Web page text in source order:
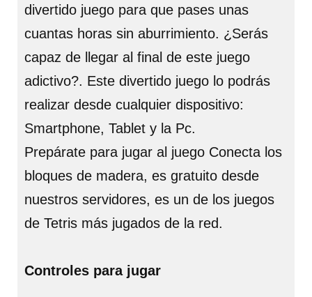
divertido juego para que pases unas
cuantas horas sin aburrimiento. ¿Serás
capaz de llegar al final de este juego
adictivo?. Este divertido juego lo podrás
realizar desde cualquier dispositivo:
Smartphone, Tablet y la Pc.
Prepárate para jugar al juego Conecta los
bloques de madera, es gratuito desde
nuestros servidores, es un de los juegos
de Tetris más jugados de la red.
Controles para jugar